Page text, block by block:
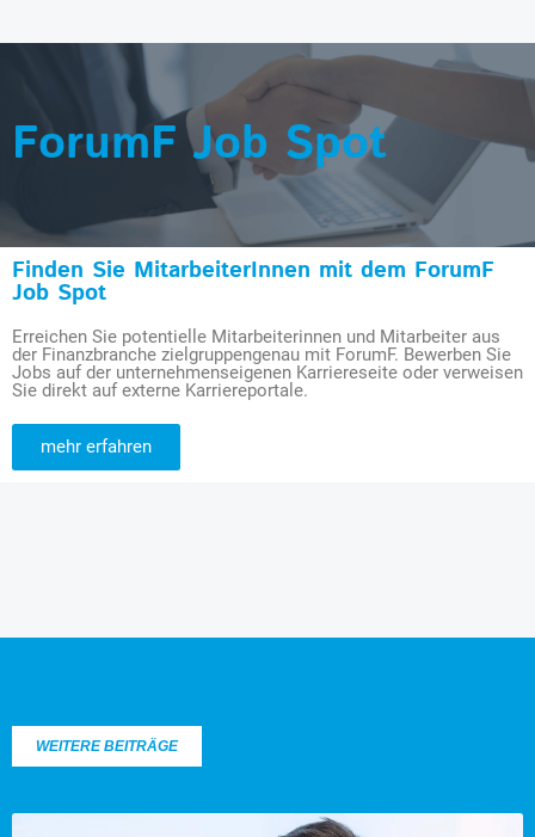
ForumF Job Spot
Finden Sie MitarbeiterInnen mit dem ForumF
Job Spot
Erreichen Sie potentielle Mitarbeiterinnen und Mitarbeiter aus
der Finanzbranche zielgruppengenau mit ForumF. Bewerben Sie
Jobs auf der unternehmenseigenen Karriereseite oder verweisen
Sie direkt auf externe Karriereportale.
mehr erfahren
WEITERE BEITRÄGE